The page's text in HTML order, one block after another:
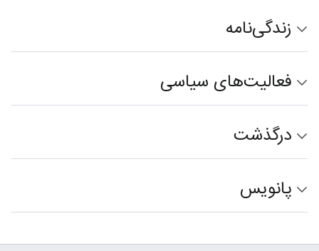
زندگی‌نامه
فعالیت‌های سیاسی
درگذشت
پانویس